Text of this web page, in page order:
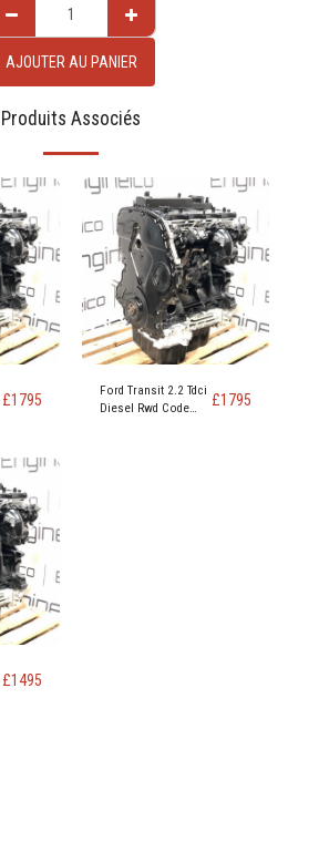
AJOUTER AU PANIER
Produits Associés
£1795
Ford Transit 2.2 Tdci
Diesel Rwd Code
£1795
£1495